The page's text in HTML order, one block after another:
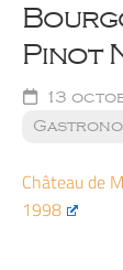
Pinot
13
Château de
1998